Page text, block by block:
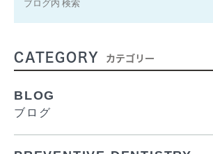
CATEGORY カテゴリー
BLOG
ブログ